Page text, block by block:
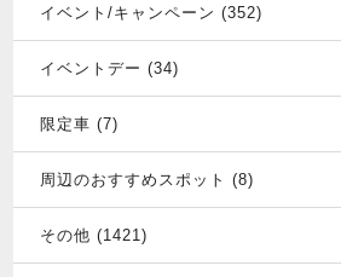
イベント/キャンペーン (352)
イベントデー (34)
限定車 (7)
周辺のおすすめスポット (8)
その他 (1421)